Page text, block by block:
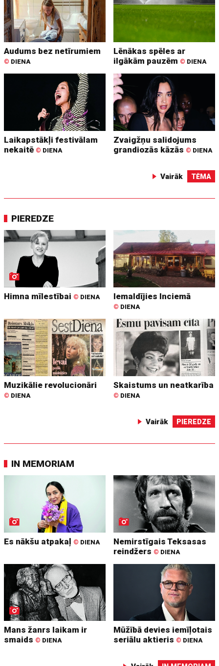
Audums bez netīrumiem
© DIENA
Lēnākas spēles ar
ilgākām pauzēm © DIENA
Laikapstākļi festivālam
nekaitē © DIENA
Zvaigžņu salidojums
grandiozās kāzās © DIENA
Vairāk TĒMA
PIEREDZE
Himna mīlestībai © DIENA Iemaldījies Inciemā
© DIENA
Muzikālie revolucionāri
© DIENA
Skaistums un neatkarība
© DIENA
Vairāk PIEREDZE
IN MEMORIAM
Es nākšu atpakaļ © DIENA
Nemirstīgais Teksasas
reindžers © DIENA
Mans žanrs laikam ir
smaids © DIENA
Mūžībā devies iemīļotais
seriālu aktieris © DIENA